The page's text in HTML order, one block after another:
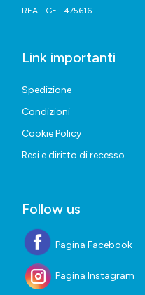
REA - GE - 475616
Link importanti
Spedizione
Condizioni
Cookie Policy
Resi e diritto di recesso
Follow us
Pagina Facebook
Pagina Instagram